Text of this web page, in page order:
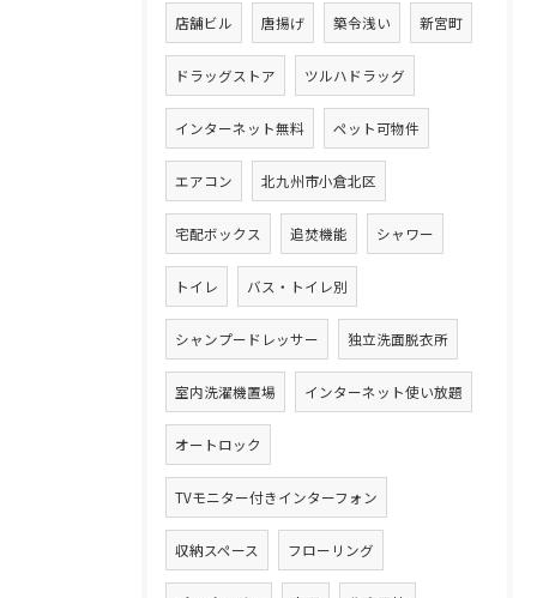
店舗ビル 唐揚げ 築令浅い 新宮町
ドラッグストア ツルハドラッグ
インターネット無料 ペット可物件
エアコン 北九州市小倉北区
宅配ボックス 追焚機能 シャワー
トイレ バス・トイレ別
シャンプードレッサー 独立洗面脱衣所
室内洗濯機置場 インターネット使い放題
オートロック
TVモニター付きインターフォン
収納スペース フローリング